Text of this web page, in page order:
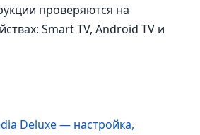
проверяются на
Smart TV, Android TV и
Deluxe — настройка,